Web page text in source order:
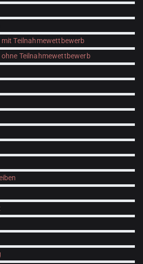
Teilnahmewettbewerb
Teilnahmewettbewerb